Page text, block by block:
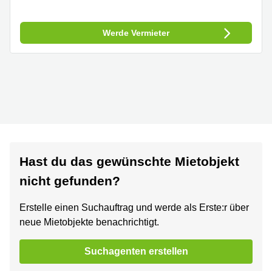
Werde Vermieter
Hast du das gewünschte Mietobjekt
nicht gefunden?
Erstelle einen Suchauftrag und werde als Erste:r über
neue Mietobjekte benachrichtigt.
Suchagenten erstellen